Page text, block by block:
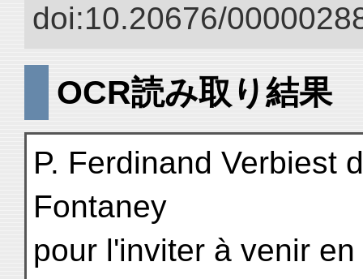
doi:10.20676/
OCR読み取り結果
P. Ferdinand Verbiest
Fontaney
pour l'inviter à venir